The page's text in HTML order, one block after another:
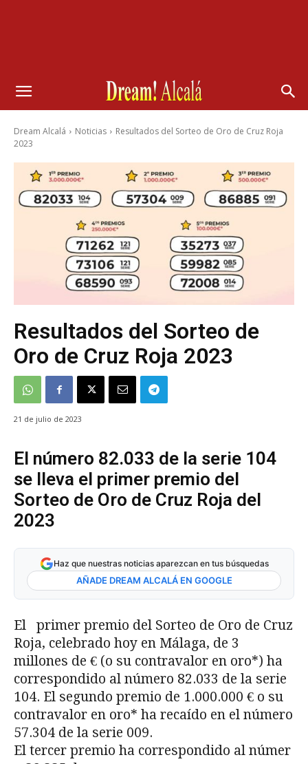
Dream Alcalá Noticias
Resultados del Sorteo de Oro de Cruz Roja
2023
Resultados del Sorteo de
Oro de Cruz Roja 2023
21 de julio de 2023
El número 82.033 de la serie 104
se lleva el primer premio del
Sorteo de Oro de Cruz Roja del
2023
Haz que nuestras noticias aparezcan en tus búsquedas
AÑADE DREAM ALCALÁ EN GOOGLE
El primer premio del Sorteo de Oro de Cruz
Roja, celebrado hoy en Málaga, de 3
millones de € (o su contravalor en oro*) ha
correspondido al número 82.033 de la serie
104. El segundo premio de 1.000.000 € o su
contravalor en oro* ha recaído en el número
57.304 de la serie 009.
El tercer premio ha correspondido al númer